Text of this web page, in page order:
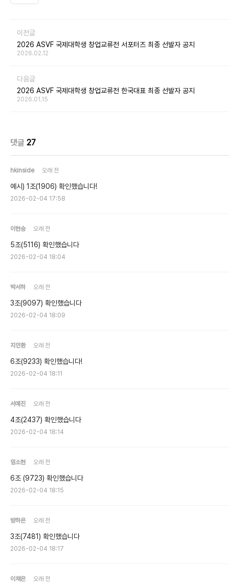
이전글
2026 ASVF 국제대학생 창업교류전 서포터즈 최종 선발자 공지
2026.02.12
다음글
2026 ASVF 국제대학생 창업교류전 한국대표 최종 선발자 공지
2026.01.15
댓글 27
hkinside 오래 전
예시) 1조(1906) 확인했습니다!
2026-02-04 17:58
이현승 오래 전
5조(5116) 확인했습니다
2026-02-04 18:04
박서하 오래 전
3조(9097) 확인했습니다
2026-02-04 18:09
지인환 오래 전
6조(9233) 확인했습니다!
2026-02-04 18:11
서예진 오래 전
4조(2437) 확인했습니다
2026-02-04 18:14
임소현 오래 전
6조 (9723) 확인했습니다
2026-02-04 18:15
방하은 오래 전
3조(7481) 확인했습니다
2026-02-04 18:17
이채은 오래 전